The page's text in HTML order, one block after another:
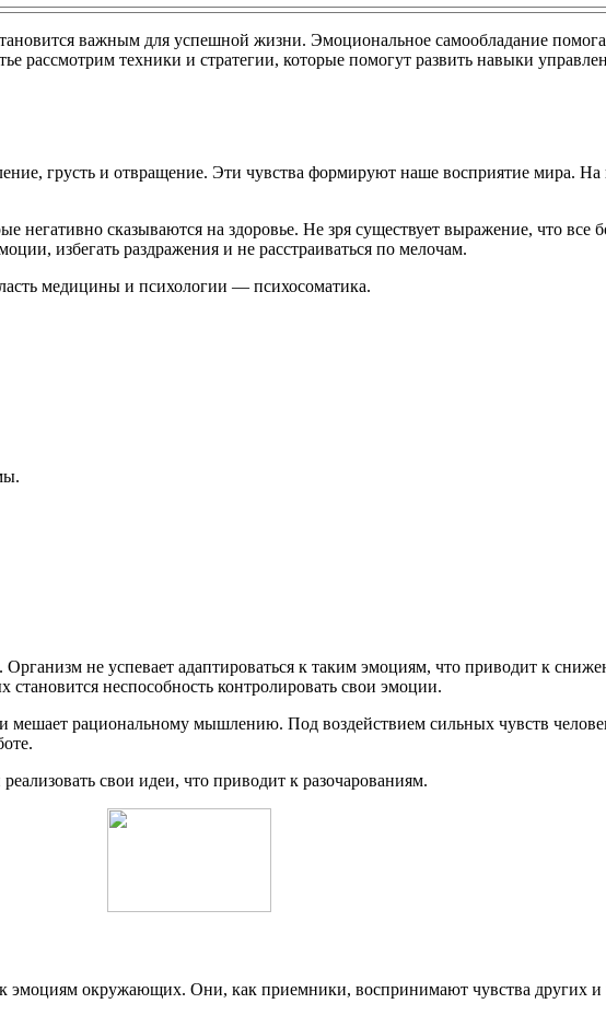
важным для успешной жизни. Эмоциональное самообладание
рассмотрим техники и стратегии, которые помогут развить навыки
грусть и отвращение. Эти чувства формируют наше восприятие мира.
сказываются на здоровье. Не зря существует выражение, что все
избегать раздражения и не расстраиваться по мелочам.
медицины и психологии — психосоматика.
не успевает адаптироваться к таким эмоциям, что приводит к
неспособность контролировать свои эмоции.
и мешает рациональному мышлению. Под воздействием сильных чувств
свои идеи, что приводит к разочарованиям.
окружающих. Они, как приемники, воспринимают чувства других и